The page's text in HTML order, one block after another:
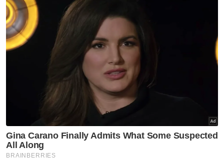
koordinasi bersama agensi keselamatan
kepada mana-mana pihak yang ingin
menganjurkan acara di Alor Setar.
Berita Telus & Tulus menerusi E-Mel setiap